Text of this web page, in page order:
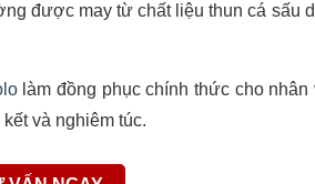
được may từ chất liệu thun cá sấu
làm đồng phục chính thức cho nhân
và nghiêm túc.